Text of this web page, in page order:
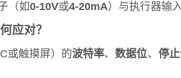
（如0-10V或4-20mA）与执行器输
应对？
或触摸屏）的波特率、数据位、 停